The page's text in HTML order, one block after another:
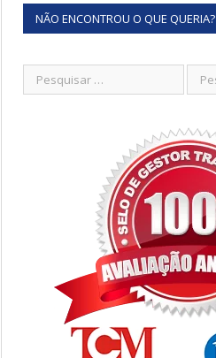
NÃO ENCONTROU O QUE QUERIA?